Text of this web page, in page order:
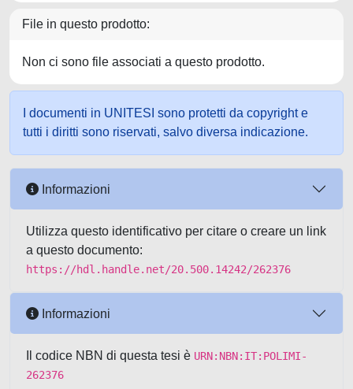
File in questo prodotto:
Non ci sono file associati a questo prodotto.
I documenti in UNITESI sono protetti da copyright e
tutti i diritti sono riservati, salvo diversa indicazione.
Informazioni
Utilizza questo identificativo per citare o creare un link
a questo documento:
https://hdl.handle.net/20.500.14242/262376
Informazioni
Il codice NBN di questa tesi è URN:NBN:IT:POLIMI-
262376